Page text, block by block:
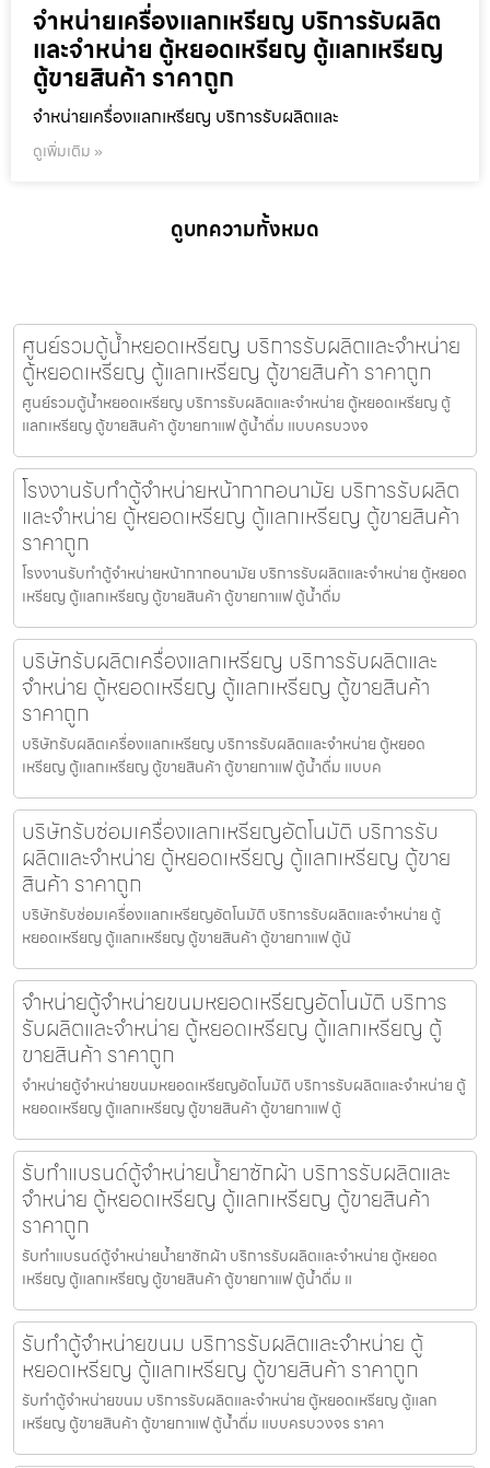
จำหน่ายเครื่องแลกเหรียญ บริการรับผลิต
และจำหน่าย ตู้หยอดเหรียญ ตู้แลกเหรียญ
ตู้ขายสินค้า ราคาถูก
จำหน่ายเครื่องแลกเหรียญ บริการรับผลิตและ
ดูเพิ่มเติม »
ดูบทความทั้งหมด
ศูนย์รวมตู้น้ำหยอดเหรียญ บริการรับผลิตและจำหน่าย
ตู้หยอดเหรียญ ตู้แลกเหรียญ ตู้ขายสินค้า ราคาถูก
ศูนย์รวมตู้น้ำหยอดเหรียญ บริการรับผลิตและจำหน่าย ตู้หยอดเหรียญ ตู้
แลกเหรียญ ตู้ขายสินค้า ตู้ขายกาแฟ ตู้น้ำดื่ม แบบครบวงจ
โรงงานรับทำตู้จำหน่ายหน้ากากอนามัย บริการรับผลิต
และจำหน่าย ตู้หยอดเหรียญ ตู้แลกเหรียญ ตู้ขายสินค้า
ราคาถูก
โรงงานรับทำตู้จำหน่ายหน้ากากอนามัย บริการรับผลิตและจำหน่าย ตู้หยอด
เหรียญ ตู้แลกเหรียญ ตู้ขายสินค้า ตู้ขายกาแฟ ตู้น้ำดื่ม
บริษัทรับผลิตเครื่องแลกเหรียญ บริการรับผลิตและ
จำหน่าย ตู้หยอดเหรียญ ตู้แลกเหรียญ ตู้ขายสินค้า
ราคาถูก
บริษัทรับผลิตเครื่องแลกเหรียญ บริการรับผลิตและจำหน่าย ตู้หยอด
เหรียญ ตู้แลกเหรียญ ตู้ขายสินค้า ตู้ขายกาแฟ ตู้น้ำดื่ม แบบค
บริษัทรับซ่อมเครื่องแลกเหรียญ​อัตโนมัติ บริการรับ
ผลิตและจำหน่าย ตู้หยอดเหรียญ ตู้แลกเหรียญ ตู้ขาย
สินค้า ราคาถูก
บริษัทรับซ่อมเครื่องแลกเหรียญ​อัตโนมัติ บริการรับผลิตและจำหน่าย ตู้
หยอดเหรียญ ตู้แลกเหรียญ ตู้ขายสินค้า ตู้ขายกาแฟ ตู้น้
จำหน่ายตู้จำหน่ายขนมหยอดเหรียญ​​อัตโนมัติ บริการ
รับผลิตและจำหน่าย ตู้หยอดเหรียญ ตู้แลกเหรียญ ตู้
ขายสินค้า ราคาถูก
จำหน่ายตู้จำหน่ายขนมหยอดเหรียญ​​อัตโนมัติ บริการรับผลิตและจำหน่าย ตู้
หยอดเหรียญ ตู้แลกเหรียญ ตู้ขายสินค้า ตู้ขายกาแฟ ตู้
รับทำแบรนด์ตู้จำหน่ายน้ำยาซักผ้า บริการรับผลิตและ
จำหน่าย ตู้หยอดเหรียญ ตู้แลกเหรียญ ตู้ขายสินค้า
ราคาถูก
รับทำแบรนด์ตู้จำหน่ายน้ำยาซักผ้า บริการรับผลิตและจำหน่าย ตู้หยอด
เหรียญ ตู้แลกเหรียญ ตู้ขายสินค้า ตู้ขายกาแฟ ตู้น้ำดื่ม แ
รับทำตู้จำหน่ายขนม บริการรับผลิตและจำหน่าย ตู้
หยอดเหรียญ ตู้แลกเหรียญ ตู้ขายสินค้า ราคาถูก
รับทำตู้จำหน่ายขนม บริการรับผลิตและจำหน่าย ตู้หยอดเหรียญ ตู้แลก
เหรียญ ตู้ขายสินค้า ตู้ขายกาแฟ ตู้น้ำดื่ม แบบครบวงจร ราคา